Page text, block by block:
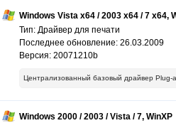
Windows Vista x64 / 2003 x64 / 7 x64,
Тип: Драйвер для печати
Последнее обновление: 26.03.2009
Версия: 20071210b
Централизованный базовый драйвер Plug-
Windows 2000 / 2003 / Vista / 7, WinXP